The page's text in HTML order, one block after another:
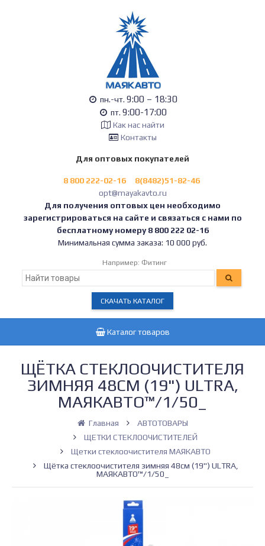
пн.-чт. 9:00 – 18:30
пт. 9:00-17:00
Как нас найти
Контакты
Для оптовых покупателей
8 800 222-02-16
8(8482)51-82-46
opt@mayakavto.ru
Для получения оптовых цен необходимо
зарегистрироваться на сайте и связаться с нами по
бесплатному номеру 8 800 222 02-16
Минимальная сумма заказа: 10 000 руб.
Например: Фитинг
СКАЧАТЬ КАТАЛОГ
Каталог товаров
ЩЁТКА СТЕКЛООЧИСТИТЕЛЯ
ЗИМНЯЯ 48СМ (19") ULTRA,
МАЯКАВТО™/1/50_
Главная
АВТОТОВАРЫ
ЩЕТКИ СТЕКЛООЧИСТИТЕЛЕЙ
Щетки стеклоочистителя МАЯКАВТО
Щётка стеклоочистителя зимняя 48см (19") ULTRA,
МАЯКАВТО™/1/50_